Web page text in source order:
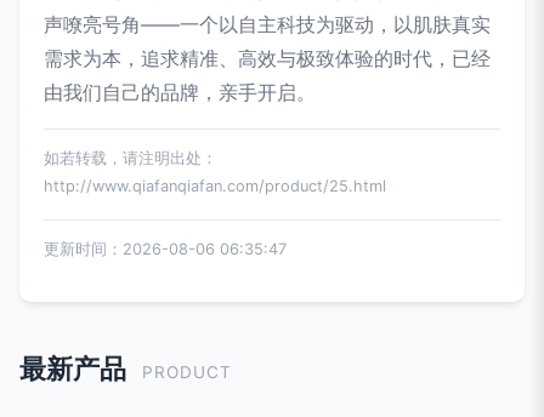
声嘹亮号角——一个以自主科技为驱动，以肌肤真实
需求为本，追求精准、高效与极致体验的时代，已经
由我们自己的品牌，亲手开启。
如若转载，请注明出处：
http://www.qiafanqiafan.com/product/25.html
更新时间：2026-08-06 06:35:47
最新产品 PRODUCT